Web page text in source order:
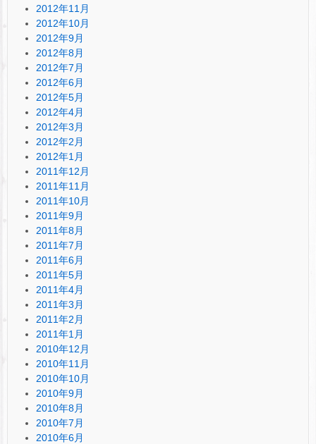
2012年11月
2012年10月
2012年9月
2012年8月
2012年7月
2012年6月
2012年5月
2012年4月
2012年3月
2012年2月
2012年1月
2011年12月
2011年11月
2011年10月
2011年9月
2011年8月
2011年7月
2011年6月
2011年5月
2011年4月
2011年3月
2011年2月
2011年1月
2010年12月
2010年11月
2010年10月
2010年9月
2010年8月
2010年7月
2010年6月